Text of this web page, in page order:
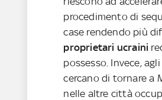
procedimento di
case rendendo più
proprietari ucraini
possesso. Invece,
cercano di tornare a
nelle altre città